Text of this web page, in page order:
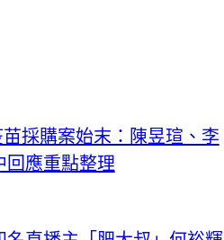
採購案始末：陳昱瑄、李
回應重點整理